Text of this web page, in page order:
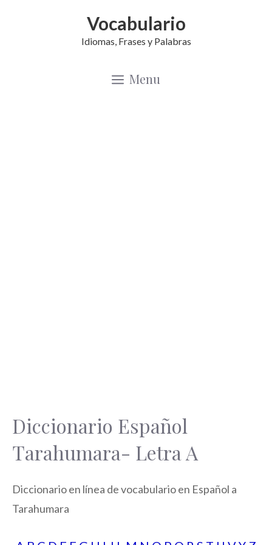
Vocabulario
Idiomas, Frases y Palabras
Menu
Diccionario Español
Tarahumara- Letra A
Diccionario en línea de vocabulario en Español a
Tarahumara